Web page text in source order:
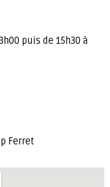
puis de 15h30 à
Ferret